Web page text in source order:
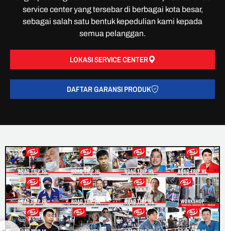
service center yang tersebar di berbagai kota besar,
sebagai salah satu bentuk kepedulian kami kepada
semua pelanggan.
LOKASI SERVICE CENTER
DAFTAR GARANSI PRODUK